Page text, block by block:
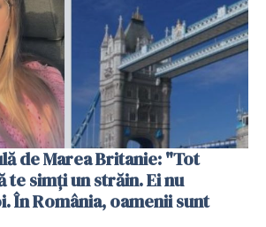
de Marea Britanie: "Tot
te simți un străin. Ei nu
În România, oamenii sunt